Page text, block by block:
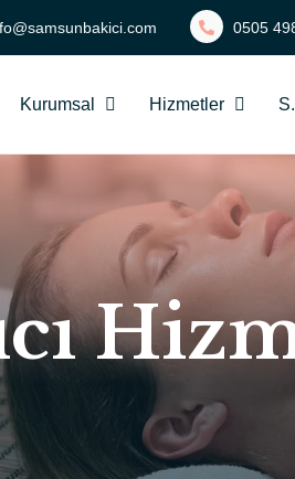
0505
Kurumsal Hizmetler